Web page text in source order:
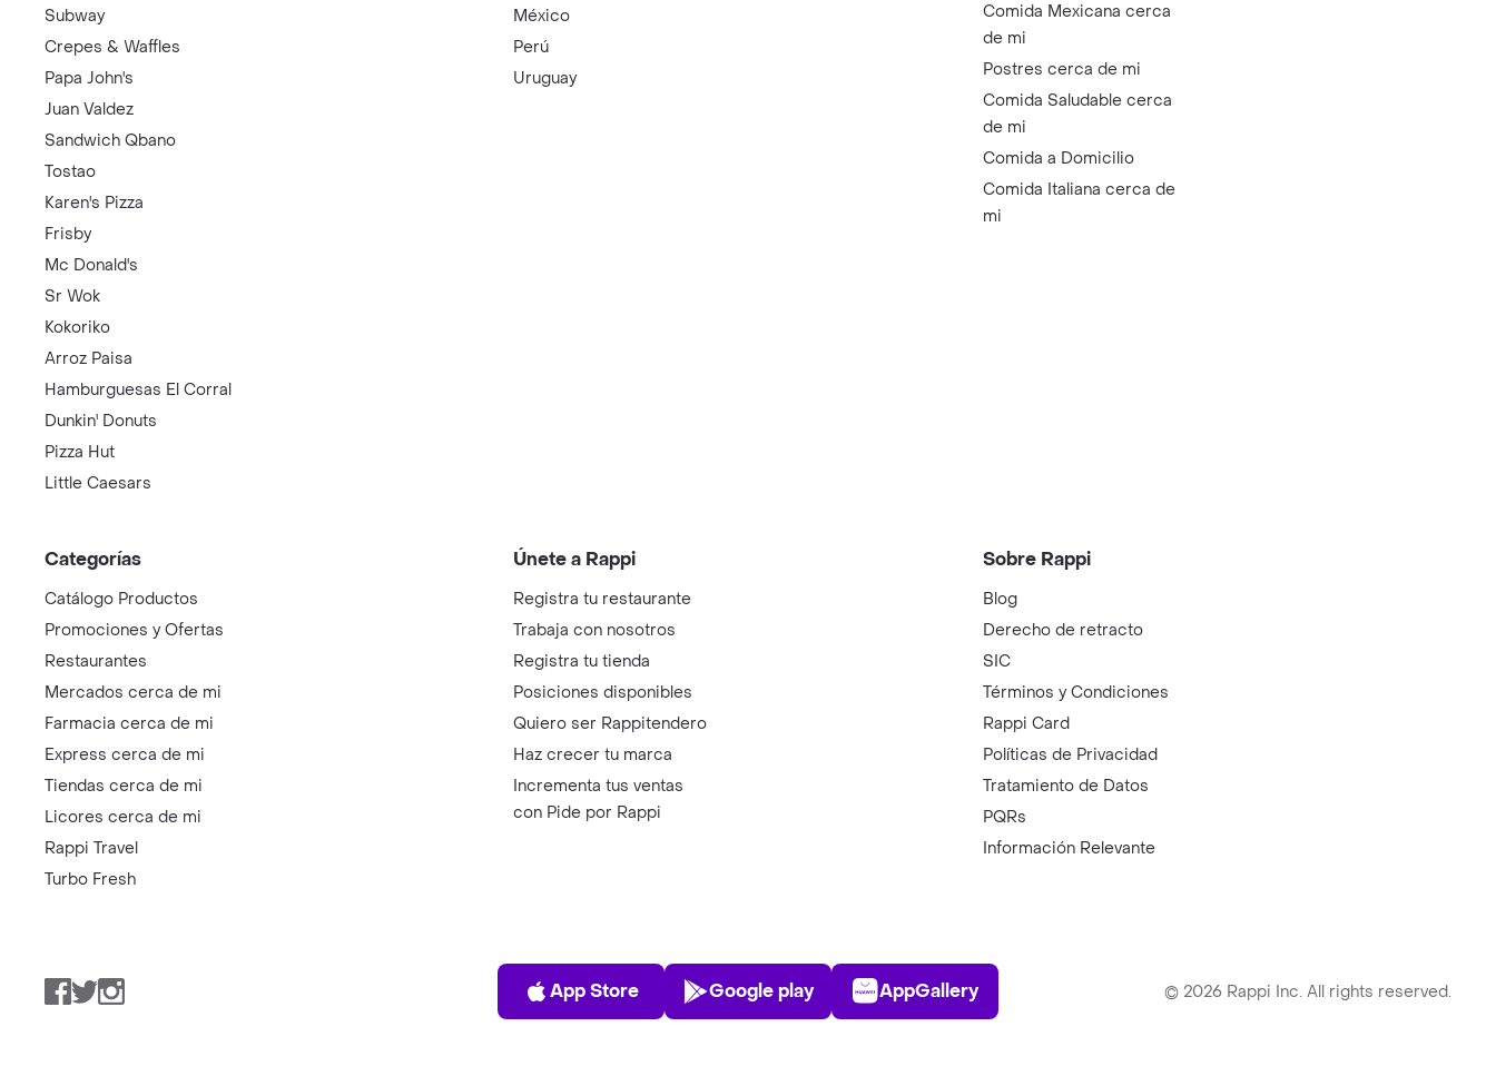
Subway
Crepes & Waffles
Papa John's
Juan Valdez
Sandwich Qbano
Tostao
Karen's Pizza
Frisby
Mc Donald's
Sr Wok
Kokoriko
Arroz Paisa
Hamburguesas El Corral
Dunkin' Donuts
Pizza Hut
Little Caesars
México
Perú
Uruguay
Comida Mexicana cerca
de mi
Postres cerca de mi
Comida Saludable cerca
de mi
Comida a Domicilio
Comida Italiana cerca de
mi
Categorías
Catálogo Productos
Promociones y Ofertas
Restaurantes
Mercados cerca de mi
Farmacia cerca de mi
Express cerca de mi
Tiendas cerca de mi
Licores cerca de mi
Rappi Travel
Turbo Fresh
Únete a Rappi
Registra tu restaurante
Trabaja con nosotros
Registra tu tienda
Posiciones disponibles
Quiero ser Rappitendero
Haz crecer tu marca
Incrementa tus ventas
con Pide por Rappi
Sobre Rappi
Blog
Derecho de retracto
SIC
Términos y Condiciones
Rappi Card
Políticas de Privacidad
Tratamiento de Datos
PQRs
Información Relevante
Facebook
TwitterInstagram
App Store
App Store
Play Store
Google play
AppGallery
AppGallery © 2026 Rappi Inc. All rights reserved.